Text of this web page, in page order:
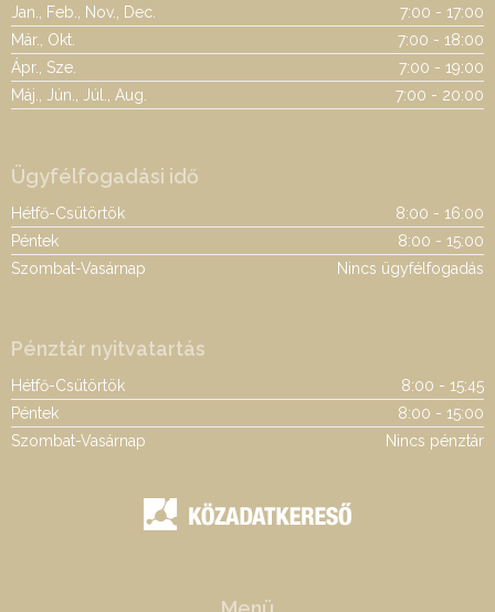
Jan., Feb., Nov., Dec.
7:00 - 17:00
Már., Okt.
7:00 - 18:00
Ápr., Sze.
7:00 - 19:00
Máj., Jún., Júl., Aug.
7:00 - 20:00
Ügyfélfogadási idő
Hétfő-Csütörtök
8:00 - 16:00
Péntek
8:00 - 15:00
Szombat-Vasárnap
Nincs ügyfélfogadás
Pénztár nyitvatartás
Hétfő-Csütörtök
8:00 - 15:45
Péntek
8:00 - 15:00
Szombat-Vasárnap
Nincs pénztár